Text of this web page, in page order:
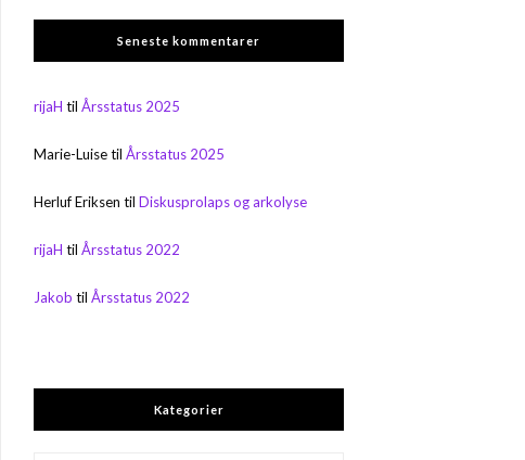
Seneste kommentarer
rijaH tilÅrsstatus 2025
Marie-LuisetilÅrsstatus 2025
Herluf Eriksen tilDiskusprolaps og arkolyse
rijaH tilÅrsstatus 2022
Jakob tilÅrsstatus 2022
Kategorier